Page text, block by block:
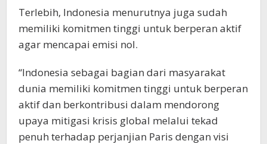
Terlebih, Indonesia menurutnya juga sudah
memiliki komitmen tinggi untuk berperan aktif
agar mencapai emisi nol.
“Indonesia sebagai bagian dari masyarakat
dunia memiliki komitmen tinggi untuk berperan
aktif dan berkontribusi dalam mendorong
upaya mitigasi krisis global melalui tekad
penuh terhadap perjanjian Paris dengan visi